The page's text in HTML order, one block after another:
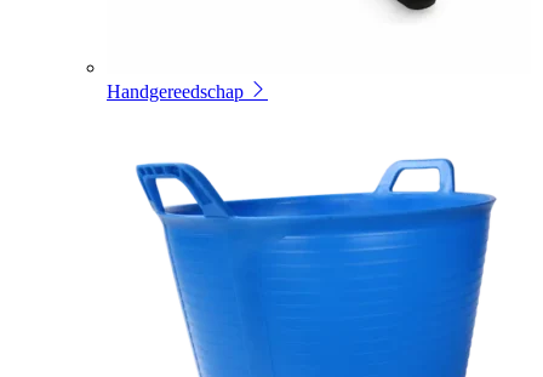
Handgereedschap